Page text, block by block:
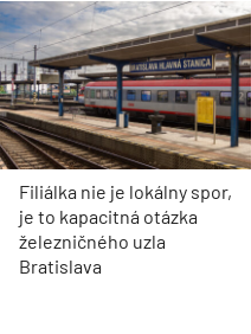
Filiálka nie je lokálny spor,
je to kapacitná otázka
železničného uzla
Bratislava